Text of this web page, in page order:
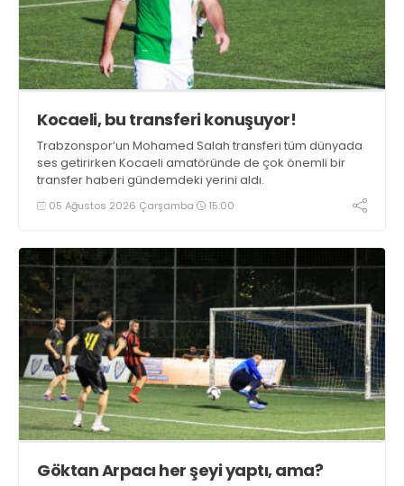
Kocaeli, bu transferi konuşuyor!
Trabzonspor’un Mohamed Salah transferi tüm dünyada
ses getirirken Kocaeli amatöründe de çok önemli bir
transfer haberi gündemdeki yerini aldı.
05 Ağustos 2026 Çarşamba 15:00
Göktan Arpacı her şeyi yaptı, ama?